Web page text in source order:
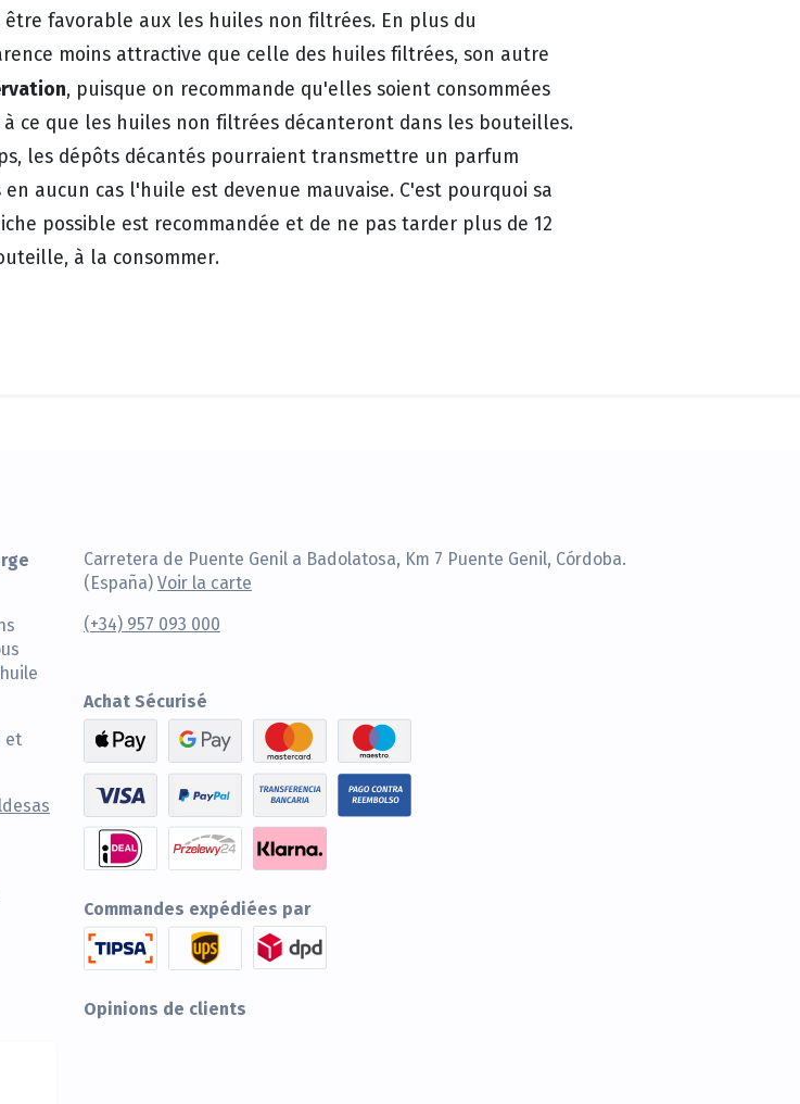
favorable aux les huiles non filtrées. En plus du
moins attractive que celle des huiles filtrées, son autre
, puisque on recommande qu'elles soient consommées
ce que les huiles non filtrées décanteront dans les bouteilles.
les dépôts décantés pourraient transmettre un parfum
aucun cas l'huile est devenue mauvaise. C'est pourquoi sa
possible est recommandée et de ne pas tarder plus de 12
à la consommer.
et
Carretera de Puente Genil a Badolatosa, Km 7 Puente Genil, Córdoba.
(España)Voir la carte
(+34) 957 093 000
Achat Sécurisé
Commandes expédiées par
Opinions de clients